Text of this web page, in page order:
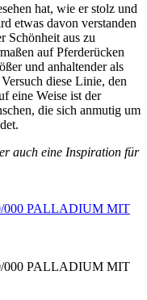
hat, wie er stolz und
etwas davon verstanden
Schönheit aus zu
auf Pferderücken
und anhaltender als
diese Linie, den
eine Weise ist der
die sich anmutig um
auch eine Inspiration für
000 PALLADIUM MIT
000 PALLADIUM MIT